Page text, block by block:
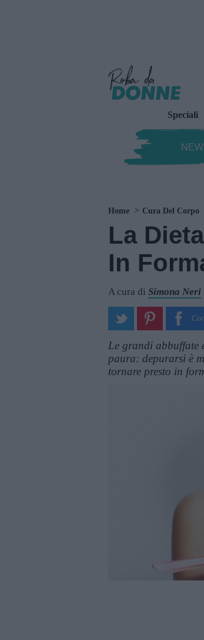
Speciali
Home Cura Del Corpo
La
In
A cura di Simona Neri
Le grandi abbuffate
paura: depurarsi è
tornare presto in